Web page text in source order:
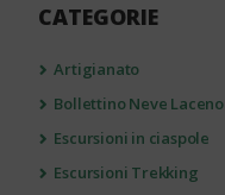
CATEGORIE
Artigianato
Bollettino Neve Laceno
Escursioni in ciaspole
Escursioni Trekking